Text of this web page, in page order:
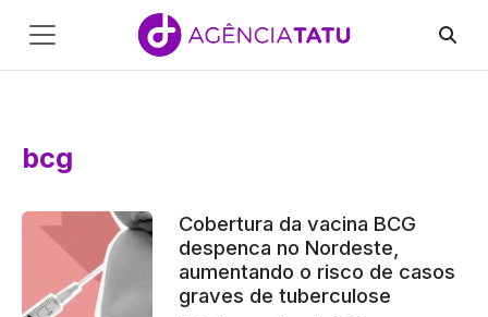
Main
Navigation
bcg
Cobertura da vacina BCG
despenca no Nordeste,
aumentando o risco de casos
graves de tuberculose